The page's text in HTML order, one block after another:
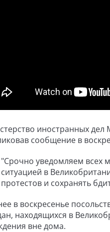
иностранных дел
сообщение в
"Срочно уведомляем всех
ситуацией в
протестов и сохранять
в воскресенье
находящихся в
вне дома.